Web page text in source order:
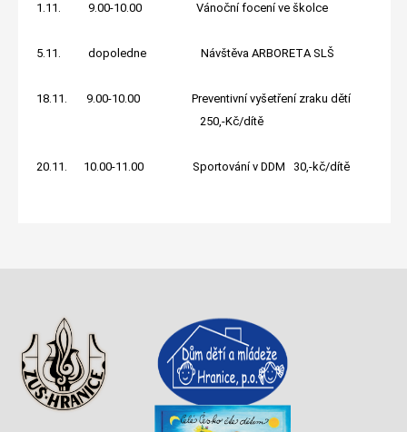
1.11. 9.00-10.00 Vánoční focení ve školce
5.11. dopoledne Návštěva ARBORETA SLŠ
18.11. 9.00-10.00 Preventivní vyšetření zraku dětí
250,-Kč/dítě
20.11. 10.00-11.00 Sportování v DDM 30,-kč/dítě